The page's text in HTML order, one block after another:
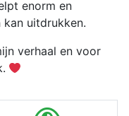
enorm en
uitdrukken.
verhaal en voor